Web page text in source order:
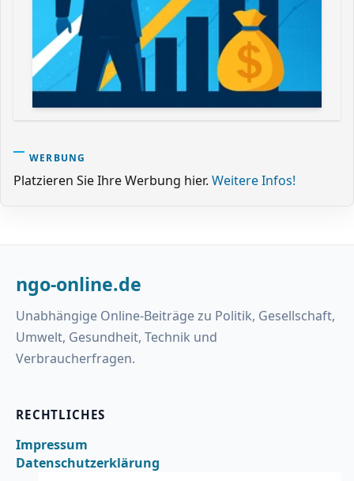
WERBUNG
Platzieren Sie Ihre Werbung hier. Weitere Infos!
ngo-online.de
Unabhängige Online-Beiträge zu Politik, Gesellschaft,
Umwelt, Gesundheit, Technik und
Verbraucherfragen.
RECHTLICHES
Impressum
Datenschutzerklärung